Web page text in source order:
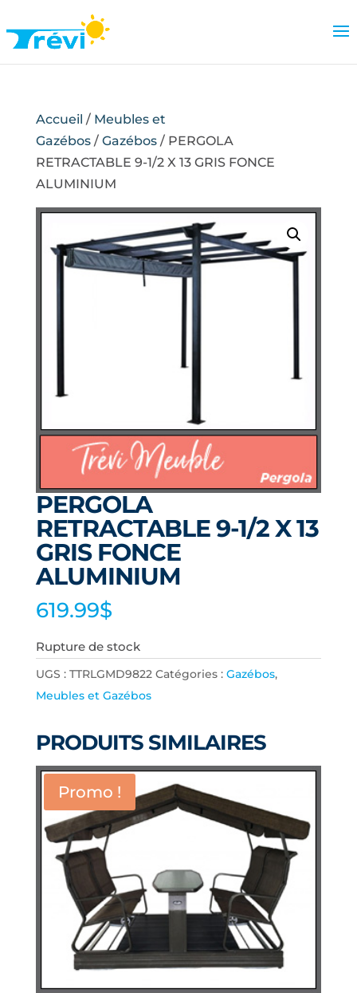
Accueil / Meubles et
Gazébos/ Gazébos/ PERGOLA
RETRACTABLE 9-1/2 X 13 GRIS FONCE
ALUMINIUM
PERGOLA
RETRACTABLE 9-1/2 X 13
GRIS FONCE
ALUMINIUM
619.99$
Rupture de stock
UGS : TTRLGMD9822 Catégories : Gazébos,
Meubles et Gazébos
PRODUITS SIMILAIRES
Promo !